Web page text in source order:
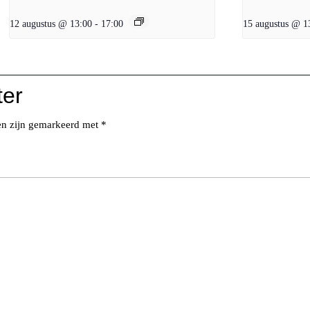
12 augustus @ 13:00 - 17:00 15 augustus @
zijn gemarkeerd met *